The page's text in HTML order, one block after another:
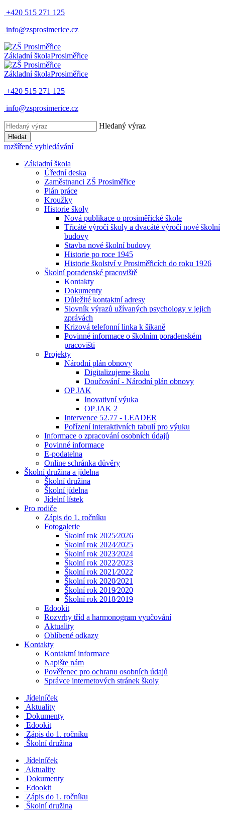
+420 515 271 125
info@zsprosimerice.cz
Základní školaProsiměřice
Základní školaProsiměřice
+420 515 271 125
info@zsprosimerice.cz
Hledaný výraz
Hledat
rozšířené vyhledávání
Základní škola
Úřední deska
Zaměstnanci ZŠ Prosiměřice
Plán práce
Kroužky
Historie školy
Nová publikace o prosiměřické škole
Třicáté výročí školy a dvacáté výročí nové školní
budovy
Stavba nové školní budovy
Historie po roce 1945
Historie školství v Prosiměřicích do roku 1926
Školní poradenské pracoviště
Kontakty
Dokumenty
Důležité kontaktní adresy
Slovník výrazů užívaných psychology v jejich
zprávách
Krizová telefonní linka k šikaně
Povinné informace o školním poradenském
pracovišti
Projekty
Národní plán obnovy
Digitalizujeme školu
Doučování - Národní plán obnovy
OP JAK
Inovativní výuka
OP JAK 2
Intervence 52.77 - LEADER
Pořízení interaktivních tabulí pro výuku
Informace o zpracování osobních údajů
Povinné informace
E-podatelna
Online schránka důvěry
Školní družina a jídelna
Školní družina
Školní jídelna
Jídelní lístek
Pro rodiče
Zápis do 1. ročníku
Fotogalerie
Školní rok 2025⁄2026
Školní rok 2024⁄2025
Školní rok 2023⁄2024
Školní rok 2022⁄2023
Školní rok 2021⁄2022
Školní rok 2020⁄2021
Školní rok 2019⁄2020
Školní rok 2018⁄2019
Edookit
Rozvrhy tříd a harmonogram vyučování
Aktuality
Oblíbené odkazy
Kontakty
Kontaktní informace
Napište nám
Pověřenec pro ochranu osobních údajů
Správce internetových stránek školy
Jídelníček
Aktuality
Dokumenty
Edookit
Zápis do 1. ročníku
Školní družina
Jídelníček
Aktuality
Dokumenty
Edookit
Zápis do 1. ročníku
Školní družina